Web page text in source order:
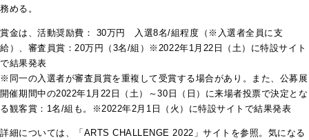
務める。
賞金は、活動奨励費： 30万円 入選8名/組程度（ ※ 入選者全員に支
給）、審査員賞：20万円（ 3名 /組） ※2022年1月 22 日（土）に特設サイト
で結果発表
※ 同一の入選者が審査員賞を重複して受賞する場合があり。また、公募展
開催期間中の2022年1月 22 日（土）～30 日（日）に来場者投票で決定とな
る観客賞： 1名 /組も。 ※2022年2月 1 日（火）に特設サイトで結果発表
詳細については、「ARTS CHALLENGE 2022」サイトを参照。気になる